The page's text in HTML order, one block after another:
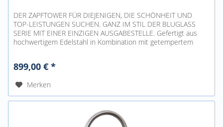
DER ZAPFTOWER FÜR DIEJENIGEN, DIE SCHÖNHEIT UND
TOP-LEISTUNGEN SUCHEN. GANZ IM STIL DER BLUGLASS
SERIE MIT EINER EINZIGEN AUSGABESTELLE. Gefertigt aus
hochwertigem Edelstahl in Kombination mit getempertem
899,00 € *
Merken